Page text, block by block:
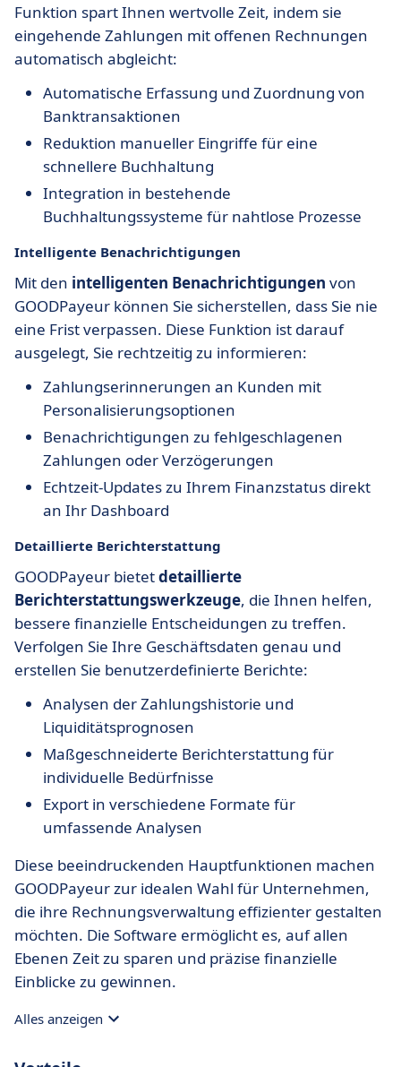
Funktion spart Ihnen wertvolle Zeit, indem sie
eingehende Zahlungen mit offenen Rechnungen
automatisch abgleicht:
Automatische Erfassung und Zuordnung von
Banktransaktionen
Reduktion manueller Eingriffe für eine
schnellere Buchhaltung
Integration in bestehende
Buchhaltungssysteme für nahtlose Prozesse
Intelligente Benachrichtigungen
Mit den intelligenten Benachrichtigungen von
GOODPayeur können Sie sicherstellen, dass Sie nie
eine Frist verpassen. Diese Funktion ist darauf
ausgelegt, Sie rechtzeitig zu informieren:
Zahlungserinnerungen an Kunden mit
Personalisierungsoptionen
Benachrichtigungen zu fehlgeschlagenen
Zahlungen oder Verzögerungen
Echtzeit-Updates zu Ihrem Finanzstatus direkt
an Ihr Dashboard
Detaillierte Berichterstattung
GOODPayeur bietetdetaillierte
Berichterstattungswerkzeuge, die Ihnen helfen,
bessere finanzielle Entscheidungen zu treffen.
Verfolgen Sie Ihre Geschäftsdaten genau und
erstellen Sie benutzerdefinierte Berichte:
Analysen der Zahlungshistorie und
Liquiditätsprognosen
Maßgeschneiderte Berichterstattung für
individuelle Bedürfnisse
Export in verschiedene Formate für
umfassende Analysen
Diese beeindruckenden Hauptfunktionen machen
GOODPayeur zur idealen Wahl für Unternehmen,
die ihre Rechnungsverwaltung effizienter gestalten
möchten. Die Software ermöglicht es, auf allen
Ebenen Zeit zu sparen und präzise finanzielle
Einblicke zu gewinnen.
Alles anzeigen